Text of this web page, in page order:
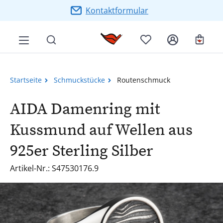
Zum Hauptinhalt springenKontaktformular
Startseite Schmuckstücke Routenschmuck
AIDA Damenring mit
Kussmund auf Wellen aus
925er Sterling Silber
Artikel-Nr.: S47530176.9
Bildergalerie überspringen